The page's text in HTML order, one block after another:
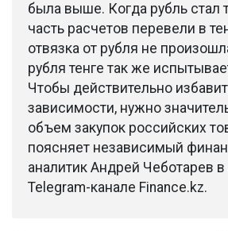
была выше. Когда рубль стал
часть расчетов перевели в
отвязка от рубля не
рубля тенге так же
Чтобы действительно
зависимости, нужно
объем закупок российских
поясняет независимый
аналитик Андрей Чеботарев
Telegram-канале Finance.kz.